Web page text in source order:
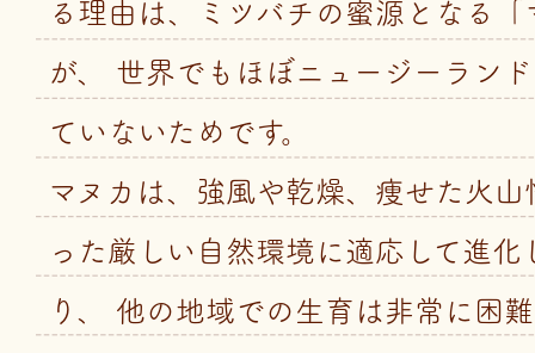
る理由は、ミツバチの蜜源となる「
が、 世界でもほぼニュージーラン
ていないためです。
マヌカは、強風や乾燥、痩せた火山
った厳しい自然環境に適応して進化
り、 他の地域での生育は非常に困